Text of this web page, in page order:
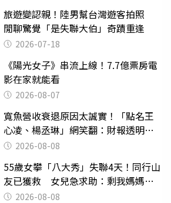
旅遊變認親！陸男幫台灣遊客拍照
閒聊驚覺「是失聯大伯」奇蹟重逢
2026-07-18
《陽光女子》串流上線！7.7億票房電
影在家就能看
2026-08-07
寬魚營收衰退原因太誠實！「點名王
心凌、楊丞琳」網笑翻：財報透明度
滿分2026-08-08
55歲女攀「八大秀」失聯4天！同行山
友已獲救 女兒急求助：剩我媽媽還
沒找到
2026-08-08